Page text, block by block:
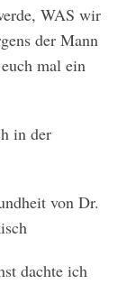
WAS wir
der Mann
mal ein
in der
von Dr.
dachte ich